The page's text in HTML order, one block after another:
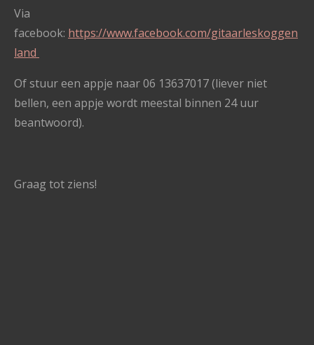
Via
facebook: https://www.facebook.com/gitaarleskoggen
land
Of stuur een appje naar 06 13637017 (liever niet
bellen, een appje wordt meestal binnen 24 uur
beantwoord).
Graag tot ziens!